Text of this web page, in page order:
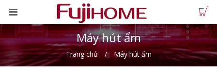
Máy hút ẩm
Trang chủ Máy hút ẩm